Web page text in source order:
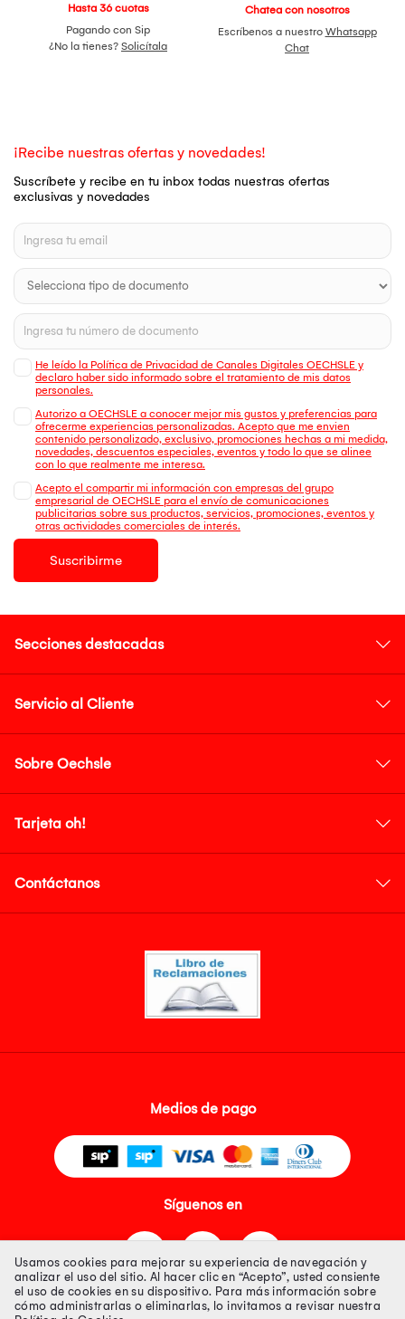
Hasta 36 cuotas
Pagando con Sip
¿No la tienes? Solicítala
Chatea con nosotros
Escríbenos a nuestro Whatsapp
Chat
¡Recibe nuestras ofertas y novedades!
Suscríbete y recibe en tu inbox todas nuestras ofertas
exclusivas y novedades
He leído la Política de Privacidad de Canales Digitales OECHSLE y
declaro haber sido informado sobre el tratamiento de mis datos
personales.
Autorizo a OECHSLE a conocer mejor mis gustos y preferencias para
ofrecerme experiencias personalizadas. Acepto que me envien
contenido personalizado, exclusivo, promociones hechas a mi medida,
novedades, descuentos especiales, eventos y todo lo que se alinee
con lo que realmente me interesa.
Acepto el compartir mi información con empresas del grupo
empresarial de OECHSLE para el envío de comunicaciones
publicitarias sobre sus productos, servicios, promociones, eventos y
otras actividades comerciales de interés.
Suscribirme
Secciones destacadas
Servicio al Cliente
Sobre Oechsle
Tarjeta oh!
Contáctanos
Medios de pago
Síguenos en
Usamos cookies para mejorar su experiencia de navegación y
analizar el uso del sitio. Al hacer clic en “Acepto”, usted consiente
el uso de cookies en su dispositivo. Para más información sobre
cómo administrarlas o eliminarlas, lo invitamos a revisar nuestra